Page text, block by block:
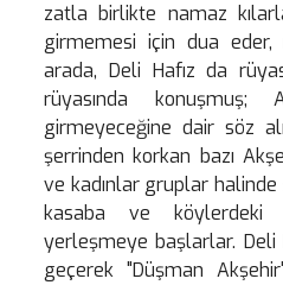
zatla birlikte namaz
girmemesi için dua eder,
arada, Deli Hafız da
rüyasında konuşmuş;
girmeyeceğine dair söz
şerrinden korkan bazı
ve kadınlar gruplar
kasaba ve köylerdeki
yerleşmeye başlarlar. Deli
geçerek "Düşman